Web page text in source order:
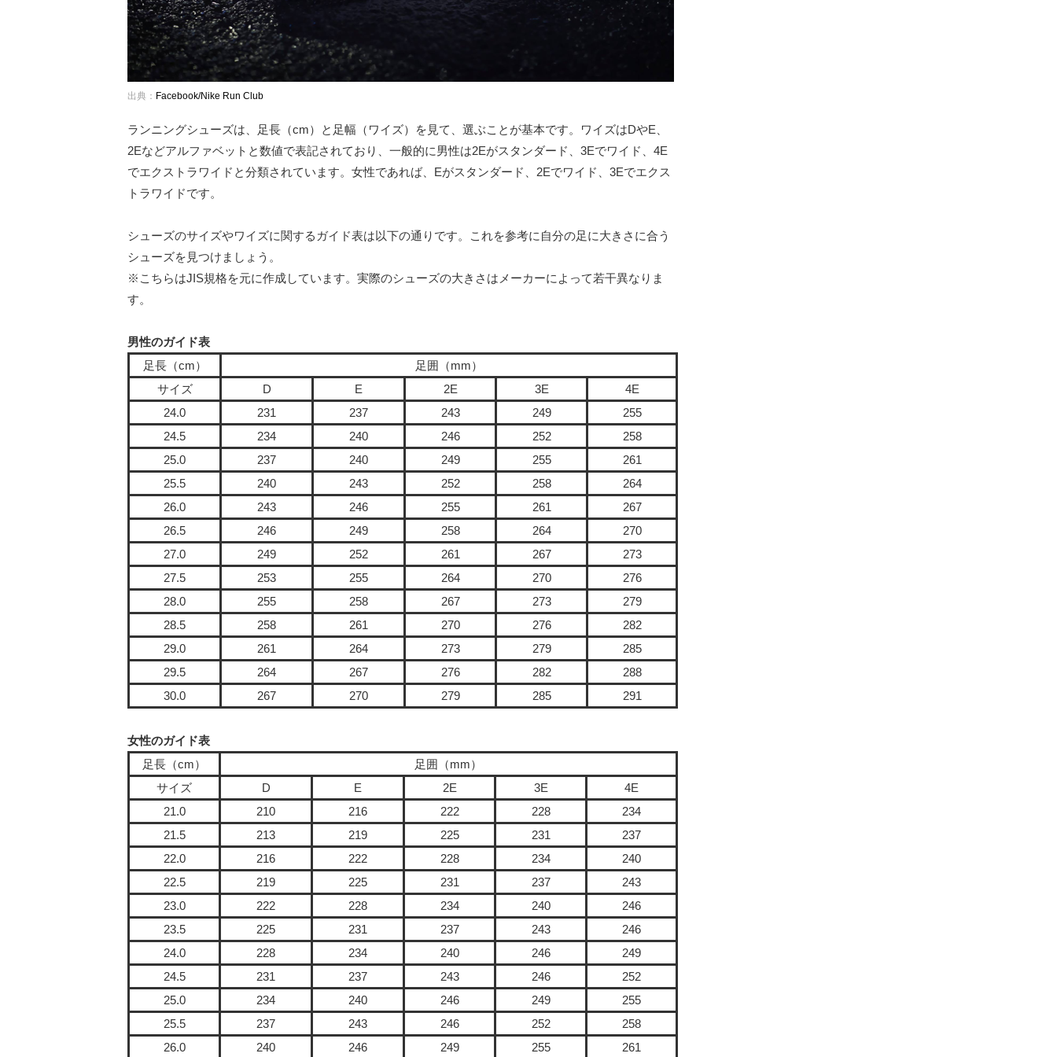
出典： Facebook/Nike Run Club
ランニングシューズは、足長（cm）と足幅（ワイズ）を見て、選ぶことが基本です。ワイズはDやE、
2Eなどアルファベットと数値で表記されており、一般的に男性は2Eがスタンダード、3Eでワイド、4E
でエクストラワイドと分類されています。女性であれば、Eがスタンダード、2Eでワイド、3Eでエクス
トラワイドです。
シューズのサイズやワイズに関するガイド表は以下の通りです。これを参考に自分の足に大きさに合う
シューズを見つけましょう。
※こちらはJIS規格を元に作成しています。実際のシューズの大きさはメーカーによって若干異なりま
す。
男性のガイド表
足長（cm）
足囲（mm）
サイズ
D E 2E 3E
4E
24.0
231 237 243 249
255
24.5
234 240 246 252
258
25.0
237 240 249 255
261
25.5
240 243 252 258
264
26.0
243 246 255 261
267
26.5
246 249 258 264
270
27.0
249 252 261 267
273
27.5
253 255 264 270
276
28.0
255 258 267 273
279
28.5
258 261 270 276
282
29.0
261 264 273 279
285
29.5
264 267 276 282
288
30.0
267 270 279 285 291
女性のガイド表
足長（cm）
足囲（mm）
サイズ
D E 2E 3E
4E
21.0
210 216 222 228
234
21.5
213 219 225 231
237
22.0
216 222 228 234
240
22.5
219 225 231 237
243
23.0
222 228 234 240
246
23.5
225 231 237 243
246
24.0
228 234 240 246
249
24.5
231 237 243 246
252
25.0
234 240 246 249
255
25.5
237 243 246 252
258
26.0
240 246 249 255 261